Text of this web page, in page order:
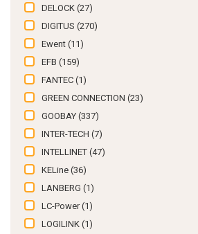
DELOCK (27)
DIGITUS (270)
Ewent (11)
EFB (159)
FANTEC (1)
GREEN CONNECTION (23)
GOOBAY (337)
INTER-TECH (7)
INTELLINET (47)
KELine (36)
LANBERG (1)
LC-Power(1)
LOGILINK (1)